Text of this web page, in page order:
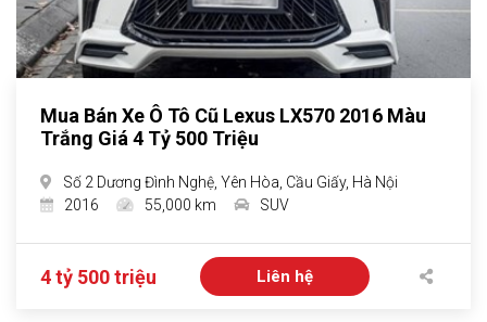
Mua Bán Xe Ô Tô Cũ Lexus LX570 2016 Màu
Trắng Giá 4 Tỷ 500 Triệu
Số 2 Dương Đình Nghệ, Yên Hòa, Cầu Giấy, Hà Nội
2016
55,000 km SUV
4 tỷ 500 triệu Liên hệ